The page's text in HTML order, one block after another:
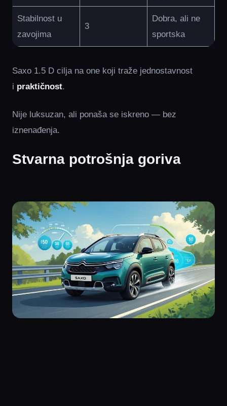
Stabilnost u
zavojima
3
Dobra, ali ne
sportska
Saxo 1.5 D cilja na one koji traže jednostavnost
i praktičnost.
Nije luksuzan, ali ponaša se iskreno — bez
iznenađenja.
Stvarna potrošnja goriva